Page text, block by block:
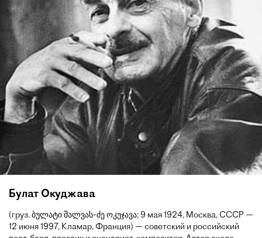
Булат Окуджава
(груз. ბულატი შალვას-ძე ოკუჯავა; 9 мая 1924, Москва, СССР —
12 июня 1997, Кламар, Франция) — советский и российский